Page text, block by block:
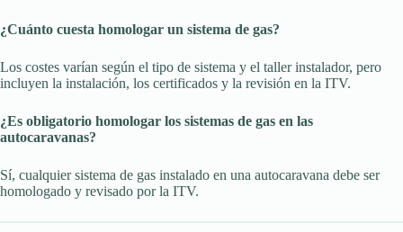
¿Cuánto cuesta homologar un sistema de gas?
Los costes varían según el tipo de sistema y el taller instalador, pero
incluyen la instalación, los certificados y la revisión en la ITV.
¿Es obligatorio homologar los sistemas de gas en las
autocaravanas?
Sí, cualquier sistema de gas instalado en una autocaravana debe ser
homologado y revisado por la ITV.